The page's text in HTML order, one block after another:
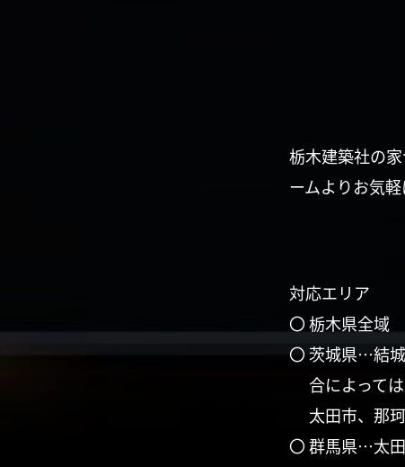
栃木建築社の
ームよりお気
対応エリア
〇 栃木県全域
〇 茨城県…結
合によって
太田市、那
〇 群馬県…太